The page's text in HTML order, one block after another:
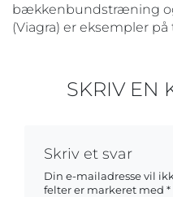
bækkenbundstræning
(Viagra) er eksempler på
SKRIV EN
Skriv et svar
Din e-mailadresse vil
felter er markeret med *